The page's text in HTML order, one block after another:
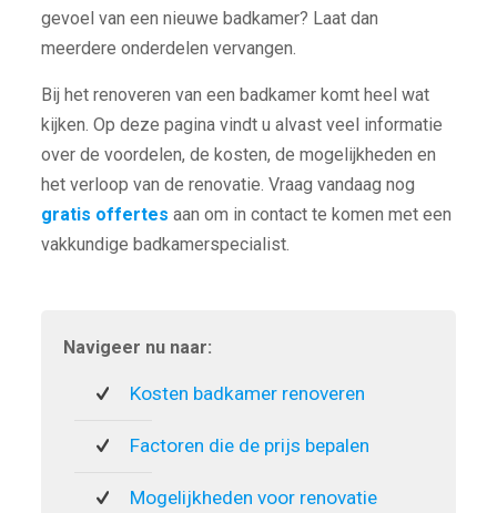
gevoel van een nieuwe badkamer? Laat dan
meerdere onderdelen vervangen.
Bij het renoveren van een badkamer komt heel wat
kijken. Op deze pagina vindt u alvast veel informatie
over de voordelen, de kosten, de mogelijkheden en
het verloop van de renovatie. Vraag vandaag nog
gratis offertes aan om in contact te komen met een
vakkundige badkamerspecialist.
Navigeer nu naar:
Kosten badkamer renoveren
Factoren die de prijs bepalen
Mogelijkheden voor renovatie